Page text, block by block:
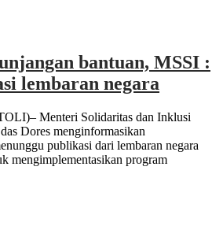
bantuan, MSSI :
lembaran negara
Menteri Solidaritas dan Inklusi
Dores menginformasikan
publikasi dari lembaran negara
mengimplementasikan program